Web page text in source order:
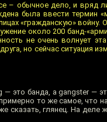
– обычное дело, и вряд
была ввести термин
«гражданскую»
около 200 банд-
не очень волнует
но сейчас ситуация
это банда, а gangster —
то же самое, что
глянец. На деле